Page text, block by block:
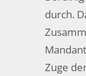
durch.
Zuge